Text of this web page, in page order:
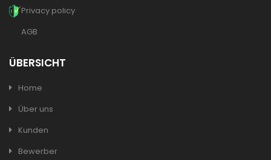
Privacy policy
AGB
ÜBERSICHT
Home
Über uns
Kunden
Bewerber